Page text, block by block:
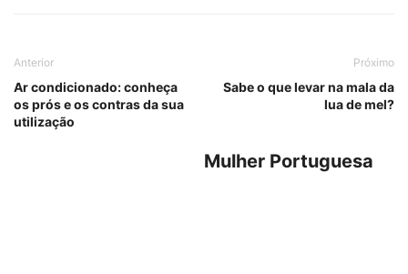
Anterior
Ar condicionado: conheça
os prós e os contras da sua
utilização
Próximo
Sabe o que levar na mala da
lua de mel?
Mulher Portuguesa